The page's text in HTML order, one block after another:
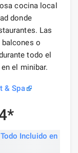
cocina local
donde
Las
o
todo el
el minibar.
& Spa